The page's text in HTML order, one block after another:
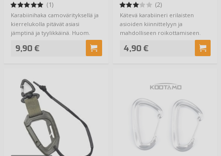
(1)
Karabiinihaka camovärityksellä ja
kierrelukolla pitävät asiasi
jämptinä ja tyylikkäinä. Huom.
9,90 €
(2)
Kätevä karabiineri erilaisten
asioiden kiinnittelyyn ja
mahdolliseen roikottamiseen.
4,90 €